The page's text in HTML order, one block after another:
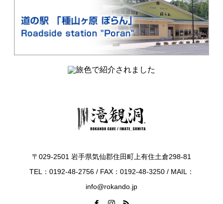
〒029-2501 岩手県気仙郡住田町上有住土倉298-81
TEL：0192-48-2756 / FAX：0192-48-3250 / MAIL：
info@rokando.jp